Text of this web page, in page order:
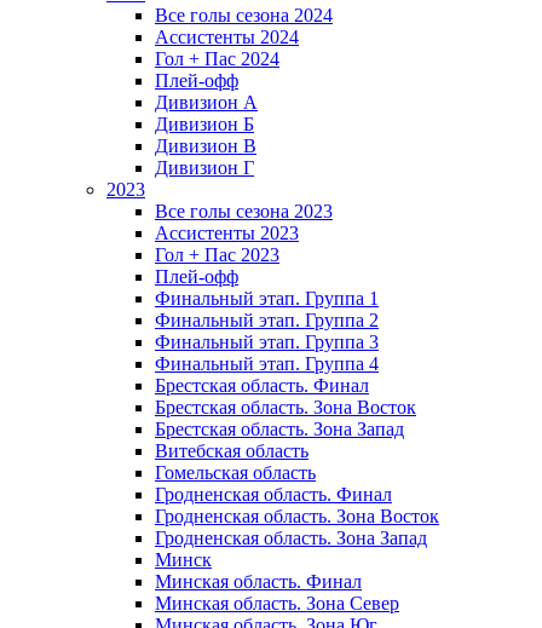
Все голы сезона 2024
Ассистенты 2024
Гол + Пас 2024
Плей-офф
Дивизион A
Дивизион Б
Дивизион В
Дивизион Г
2023
Все голы сезона 2023
Ассистенты 2023
Гол + Пас 2023
Плей-офф
Финальный этап. Группа 1
Финальный этап. Группа 2
Финальный этап. Группа 3
Финальный этап. Группа 4
Брестская область. Финал
Брестская область. Зона Восток
Брестская область. Зона Запад
Витебская область
Гомельская область
Гродненская область. Финал
Гродненская область. Зона Восток
Гродненская область. Зона Запад
Минск
Минская область. Финал
Минская область. Зона Север